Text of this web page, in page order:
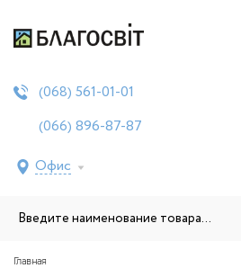
(068) 561-01-01
(066) 896-87-87
Офис
Главная